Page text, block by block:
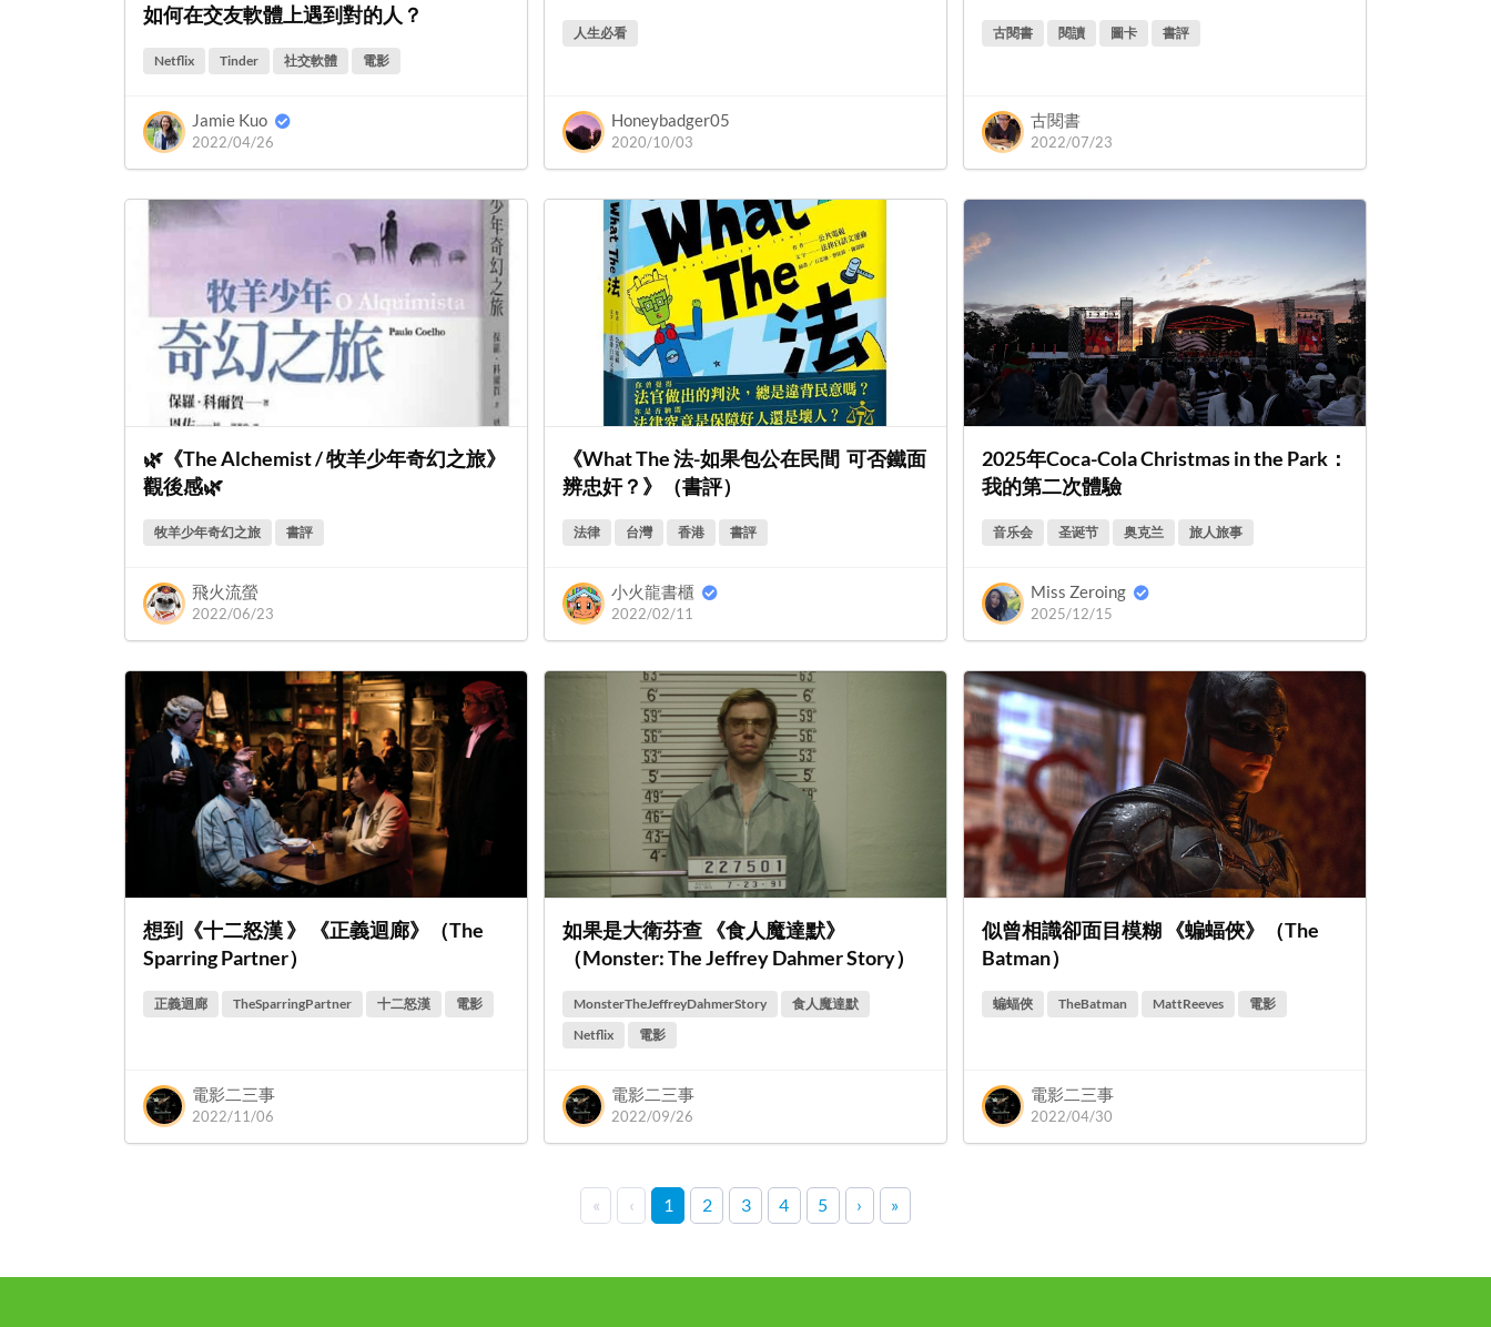
如何在交友軟體上遇到對的人？
Netflix Tinder 社交軟體 電影
Jamie Kuo
2022/04/26
人生必看
Honeybadger05
2020/10/03
古閱書 閱讀 圖卡 書評
古閱書
2022/07/23
🌿《The Alchemist / 牧羊少年奇幻之旅》
觀後感🌿
牧羊少年奇幻之旅 書評
飛火流螢
2022/06/23
《What The 法-如果包公在民間 可否鐵面
辨忠奸？》（書評）
法律 台灣 香港 書評
小火龍書櫃
2022/02/11
2025年Coca-Cola Christmas in the Park：
我的第二次體驗
音乐会 圣诞节 奥克兰 旅人旅事
Miss Zeroing
2025/12/15
想到《十二怒漢 》 《正義迴廊》（The
Sparring Partner）
正義迴廊 TheSparringPartner 十二怒漢 電影
電影二三事
2022/11/06
如果是大衛芬查 《食人魔達默》
（Monster: The Jeffrey Dahmer Story）
MonsterTheJeffreyDahmerStory
食人魔達默
Netflix
電影
電影二三事
2022/09/26
似曾相識卻面目模糊 《蝙蝠俠》（The
Batman）
蝙蝠俠 TheBatman MattReeves 電影
電影二三事
2022/04/30
« ‹ 1 2 3 4 5 › »